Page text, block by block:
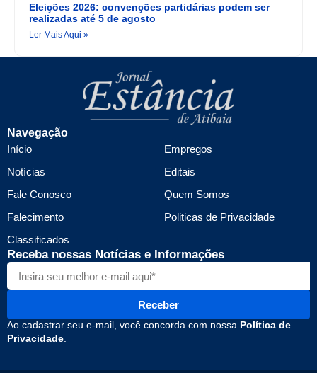
Eleições 2026: convenções partidárias podem ser
realizadas até 5 de agosto
Ler Mais Aqui »
Navegação
Início
Notícias
Fale Conosco
Falecimento
Classificados
Empregos
Editais
Quem Somos
Politicas de Privacidade
Receba nossas Notícias e Informações
Receber
Ao cadastrar seu e-mail, você concorda com nossa Política de
Privacidade